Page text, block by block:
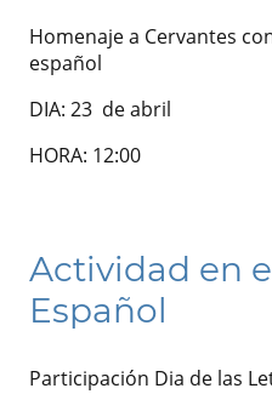
Homenaje a Cervantes
español
DIA: 23 de abril
HORA: 12:00
Actividad en
Español
Participación Dia de las